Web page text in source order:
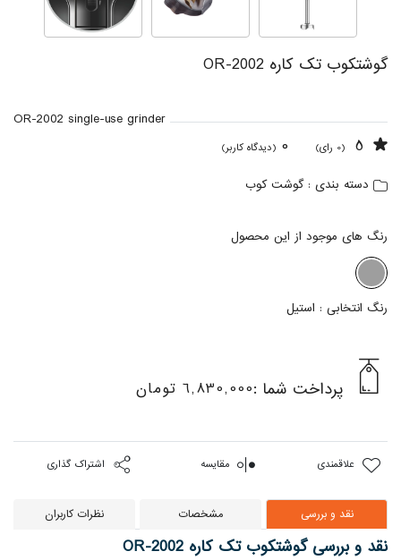
گوشتکوب تک کاره OR-2002
OR-2002 single-use grinder
(0 رای) 0 (دیدگاه کاربر)
دسته بندی : گوشت کوب
رنگ های موجود از این محصول
رنگ انتخابی : استیل
پرداخت شما :6,830,000 تومان
علاقمندی مقایسه اشتراک گذاری
نقد و بررسی مشخصات نظرات کاربران
نقد و بررسی گوشتکوب تک کاره OR-2002